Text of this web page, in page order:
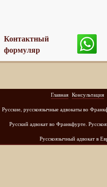
Контактный
формуляр
Главная Консультация
Русские, русскоязычные адвокаты во
Русский адвокат во Франкфурте.
Русскоязычный адвокат в